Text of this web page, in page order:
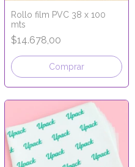
Rollo film PVC 38 x 100
mts
$14.678,00